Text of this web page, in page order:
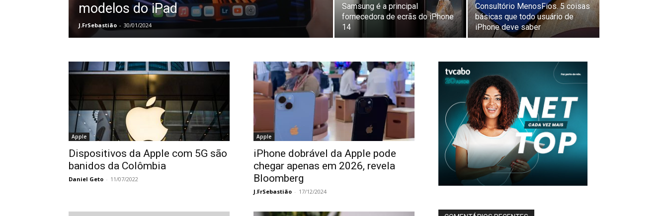
modelos do iPad
J.FrSebastião - 30/01/2024
Samsung é a principal
fornecedora de ecrãs do iPhone
14
Consultório MenosFios. 5 coisas
básicas que todo usuário de
iPhone deve saber
Apple
Dispositivos da Apple com 5G são
banidos da Colômbia
Daniel Geto - 11/07/2022
Apple
iPhone dobrável da Apple pode
chegar apenas em 2026, revela
Bloomberg
J.FrSebastião - 17/12/2024